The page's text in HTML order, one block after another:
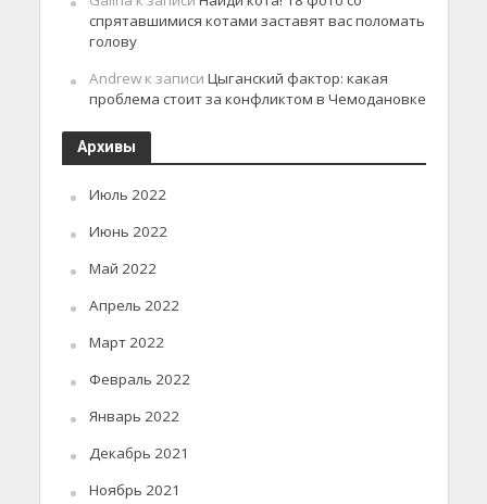
спрятавшимися котами заставят вас поломать
голову
Andrewк записи Цыганский фактор: какая
проблема стоит за конфликтом в Чемодановке
Архивы
Июль 2022
Июнь 2022
Май 2022
Апрель 2022
Март 2022
Февраль 2022
Январь 2022
Декабрь 2021
Ноябрь 2021